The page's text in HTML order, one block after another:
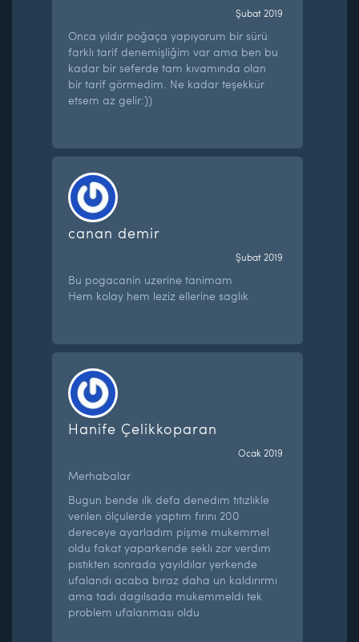
Şubat 2019
Onca yıldır poğaça yapıyorum bir sürü
farklı tarif denemişliğim var ama ben bu
kadar bir seferde tam kıvamında olan
bir tarif görmedim. Ne kadar teşekkür
etsem az gelir:))
canan demir
Şubat 2019
Bu pogacanin uzerine tanimam
Hem kolay hem leziz ellerine saglık
Hanife Çelikkoparan
Ocak 2019
Merhabalar
Bugun bende ılk defa denedım tıtızlıkle
verılen ölçulerde yaptım fırını 200
dereceye ayarladım pişme mukemmel
oldu fakat yaparkende seklı zor verdım
pıstıkten sonrada yayıldılar yerkende
ufalandı acaba bıraz daha un kaldırırmı
ama tadı dagılsada mukemmeldı tek
problem ufalanması oldu